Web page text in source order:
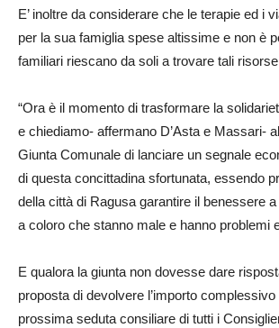
E’ inoltre da considerare che le terapie ed i
per la sua famiglia spese altissime e non è
familiari riescano da soli a trovare tali
“Ora è il momento di trasformare la
e chiediamo- affermano D’Asta e Massari-
Giunta Comunale di lanciare un segnale
di questa concittadina sfortunata, essendo
della città di Ragusa garantire il benessere
a coloro che stanno male e hanno problemi
E qualora la giunta non dovesse dare
proposta di devolvere l’importo
prossima seduta consiliare di tutti i